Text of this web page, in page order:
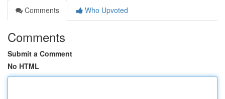
Comments
Who Upvoted
Comments
Submit a Comment
No HTML